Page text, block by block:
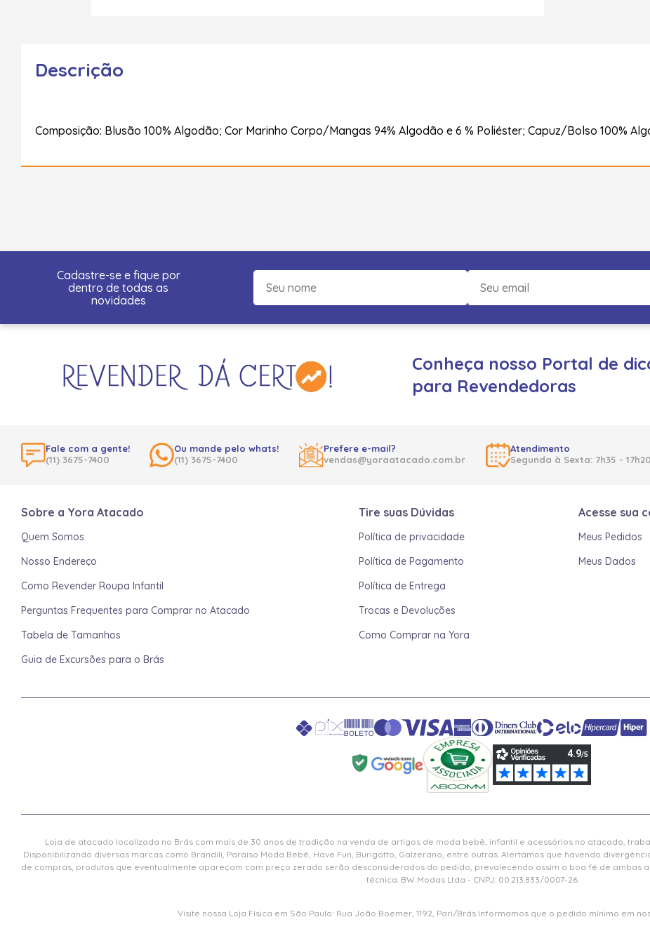
Descrição
Composição: Blusão 100% Algodão; Cor Marinho Corpo/Mangas 94% Algodão e 6 % Poliéster; Capuz/Bolso 100%
Cadastre-se e fique por
dentro de todas as
novidades
Conheça nosso Portal de
para Revendedoras
Fale com a gente!
(11) 3675-7400
Ou mande pelo whats!
(11) 3675-7400
Prefere e-mail?
vendas@yoraatacado.com.br
Atendimento
Segunda à Sexta: 7h35 - 17h20
Sobre a Yora Atacado
Quem Somos
Nosso Endereço
Como Revender Roupa Infantil
Perguntas Frequentes para Comprar no Atacado
Tabela de Tamanhos
Guia de Excursões para o Brás
Tire suas Dúvidas
Política de privacidade
Política de Pagamento
Política de Entrega
Trocas e Devoluções
Como Comprar na Yora
Acesse sua
Meus Pedidos
Meus Dados
Loja de atacado localizada no Brás com mais de 30 anos de tradição na venda de artigos de moda bebê, infantil e acessórios no atacado,
Disponibilizando diversas marcas como Brandili, Paraíso Moda Bebê, Have Fun, Burigotto, Galzerano, entre outras. Alertamos que havendo
de compras, produtos que eventualmente apareçam com preço zerado serão desconsiderados do pedido, prevalecendo assim a boa fé de ambas
técnica. BW Modas Ltda - CNPJ: 00.213.833/0007-26
Visite nossa Loja Física em São Paulo: Rua João Boemer, 1192, Pari/Brás Informamos que o pedido mínimo em